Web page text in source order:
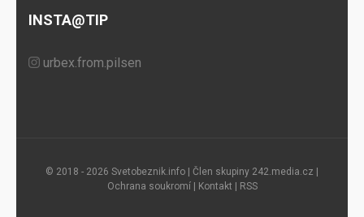
INSTA@TIP
urbex.from.pilsen
© 2018 - 2026 Svetobeznik.info | Člen skupiny 242.media.cz |
Ochrana soukromí| Kontakt | RSS